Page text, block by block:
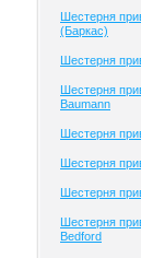
Шестерня
(Баркас)
Шестерня
Шестерня
Baumann
Шестерня
Шестерня
Шестерня
Шестерня
Bedford